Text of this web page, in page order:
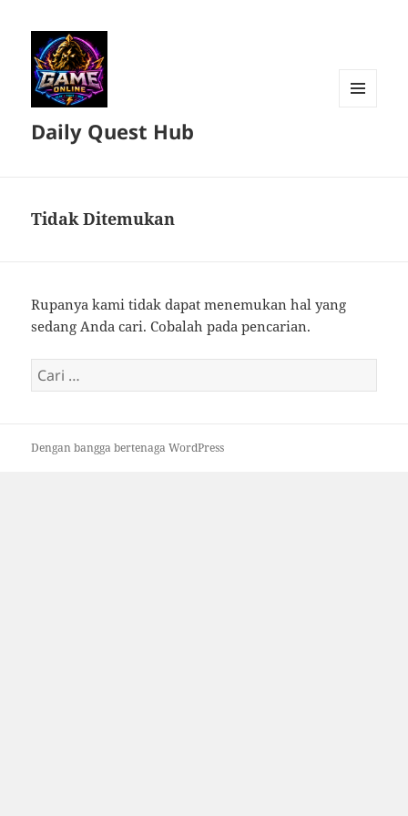
Daily Quest Hub
Tidak Ditemukan
Rupanya kami tidak dapat menemukan hal yang
sedang Anda cari. Cobalah pada pencarian.
Cari
untuk:
Dengan bangga bertenaga WordPress